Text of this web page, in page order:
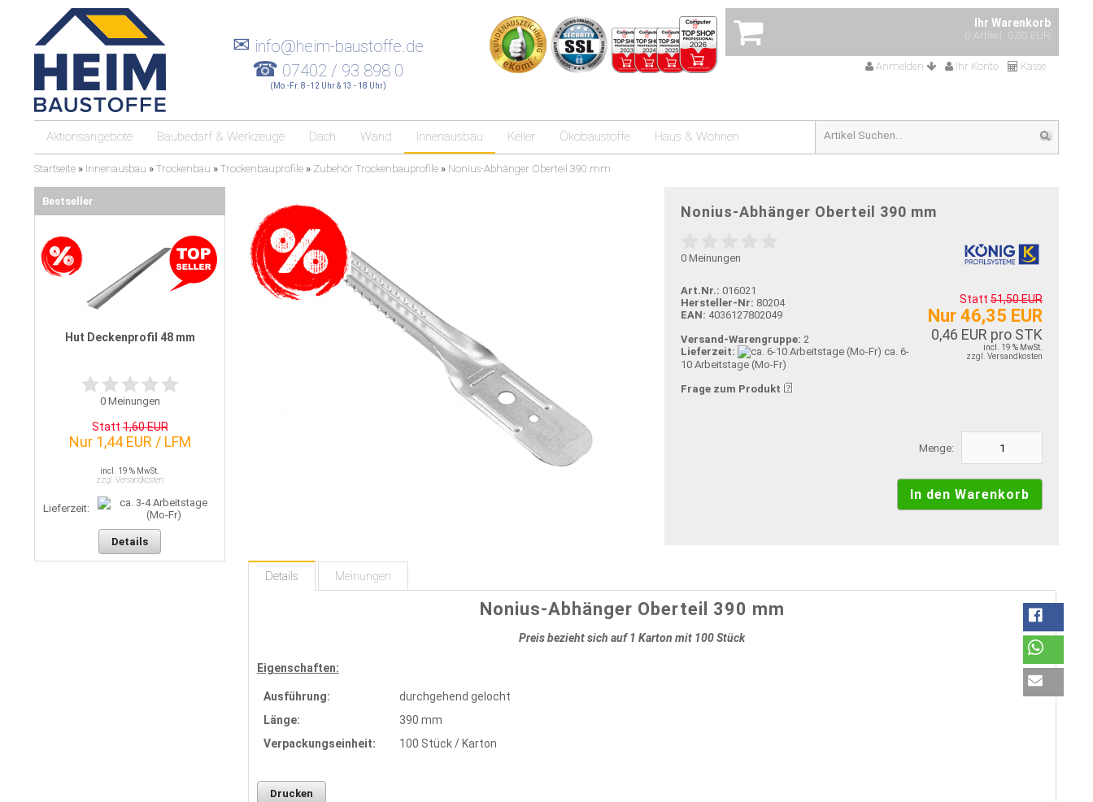
Ihr Warenkorb
0 Artikel 0,00 EUR
Anmelden Ihr Konto Kasse
✉ info@heim-baustoffe.de
☎ 07402 / 93 898 0
(Mo.-Fr. 8 -12 Uhr & 13 - 18 Uhr)
Aktionsangebote Baubedarf & Werkzeuge Dach Wand Innenausbau Keller Ökobaustoffe Haus & Wohnen
Startseite » Innenausbau » Trockenbau » Trockenbauprofile » Zubehör Trockenbauprofile » Nonius-Abhänger Oberteil 390 mm
Nonius-Abhänger Oberteil 390 mm
0 Meinungen
Statt 51,50 EUR
Nur 46,35 EUR
0,46 EUR pro STK
incl. 19 % MwSt.
zzgl. Versandkosten
Art.Nr.: 016021
Hersteller-Nr: 80204
EAN: 4036127802049
Versand-Warengruppe: 2
Lieferzeit:
ca. 6-
10 Arbeitstage (Mo-Fr)
Frage zum Produkt
Menge:
Details Meinungen
Nonius-Abhänger Oberteil 390 mm
Preis bezieht sich auf 1 Karton mit 100 Stück
Eigenschaften:
Ausführung:
durchgehend gelocht
Länge:
390 mm
Verpackungseinheit:
100 Stück / Karton
Drucken
Bestseller
Hut Deckenprofil 48 mm
0Meinungen
Statt1,60 EUR
Nur 1,44 EUR / LFM
incl. 19 % MwSt.
zzgl. Versandkosten
Lieferzeit:
Details